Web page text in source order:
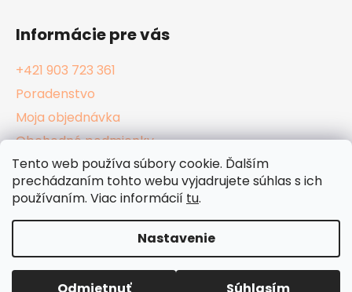
Tento web používa súbory cookie. Ďalším
prechádzaním tohto webu vyjadrujete súhlas s ich
používaním. Viac informácií tu.
Nastavenie
Informácie pre vás
+421 903 723 361
Poradenstvo
Moja objednávka
Obchodné podmienky
Reklamačný poriadok
Podmienky ochrany osobných údajov
Vytvoril Shoptet